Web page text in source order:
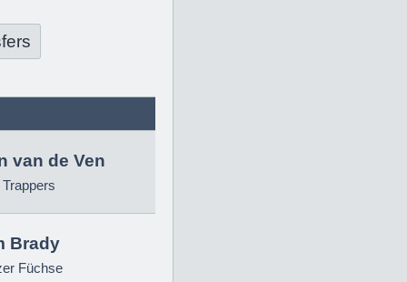
van de Ven
Brady
Füchse